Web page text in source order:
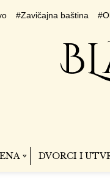
#Zavičajna baština
DVORCI I